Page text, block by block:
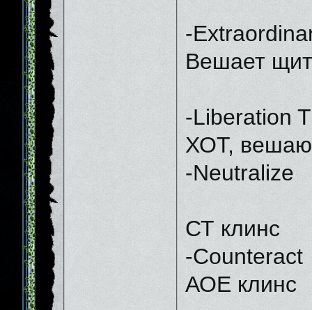
-
Вешает
-Liberation
ХОТ,
-Neutralize
СТ клинс
-Counteract
АОЕ клинс